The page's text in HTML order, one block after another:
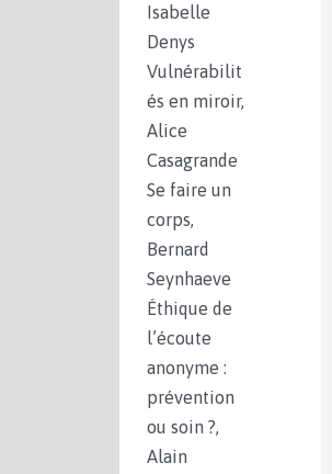
Isabelle
Denys
Vulnérabilit
és en miroir,
Alice
Casagrande
Se faire un
corps,
Bernard
Seynhaeve
Éthique de
l’écoute
anonyme :
prévention
ou soin ?,
Alain